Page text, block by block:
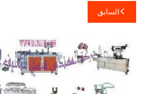
تصفّح
المقالات
السابق